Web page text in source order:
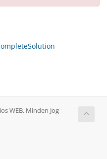
WEB. Minden Jog